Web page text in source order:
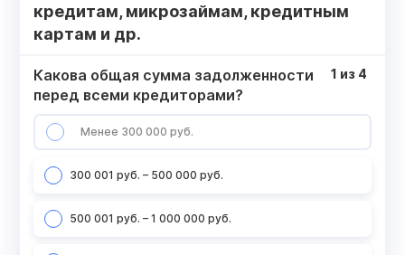
кредитам, микрозаймам, кредитным
картам и др.
Какова общая сумма задолженности
перед всеми кредиторами?
Менее 300 000 руб.
300 001 руб. – 500 000 руб.
500 001 руб. – 1 000 000 руб.
1 из 4